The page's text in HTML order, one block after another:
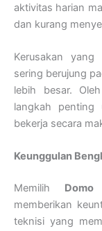
aktivitas harian
dan kurang
Kerusakan
sering berujung
lebih besar.
langkah penting
bekerja secara
Keunggulan
Memilih Domo
memberikan
teknisi yang